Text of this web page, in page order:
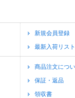
新規会員登録
最新入荷リス
商品注文につ
保証・返品
領収書